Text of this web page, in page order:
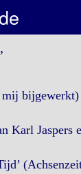
mij bijgewerkt)
Karl Jaspers